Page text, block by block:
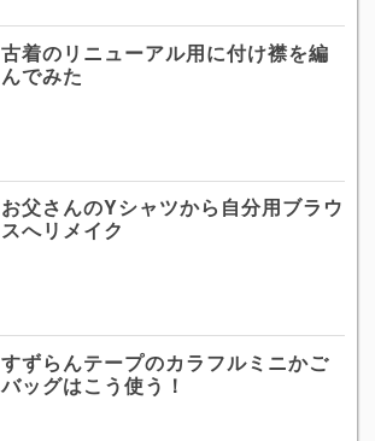
古着のリニューアル用に付け襟を編
んでみた
お父さんのYシャツから自分用ブラウ
スへリメイク
すずらんテープのカラフルミニかご
バッグはこう使う！